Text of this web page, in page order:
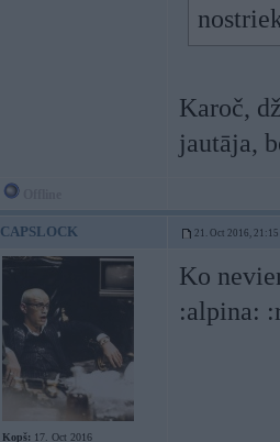
Karoč,
jautāja,
CAPSLOCK 21. Oct 2016, 21:15
Kopš: 17. Oct 2016
Ko
:alpina: